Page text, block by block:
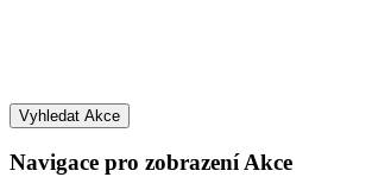
Vyhledat Akce
Navigace pro zobrazení Akce